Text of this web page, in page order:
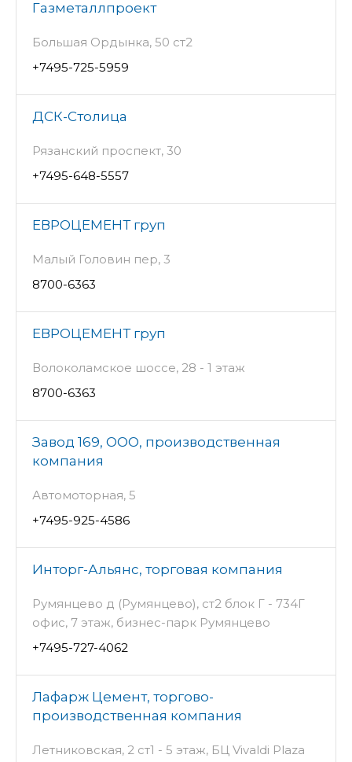
Газметаллпроект
Большая Ордынка, 50 ст2
+7495-725-5959
ДСК-Столица
Рязанский проспект, 30
+7495-648-5557
ЕВРОЦЕМЕНТ груп
Малый Головин пер, 3
8700-6363
ЕВРОЦЕМЕНТ груп
Волоколамское шоссе, 28 - 1 этаж
8700-6363
Завод 169, ООО, производственная
компания
Автомоторная, 5
+7495-925-4586
Инторг-Альянс, торговая компания
Румянцево д (Румянцево), ст2 блок Г - 734Г
офис, 7 этаж, бизнес-парк Румянцево
+7495-727-4062
Лафарж Цемент, торгово-
производственная компания
Летниковская, 2 ст1 - 5 этаж, БЦ Vivaldi Plaza